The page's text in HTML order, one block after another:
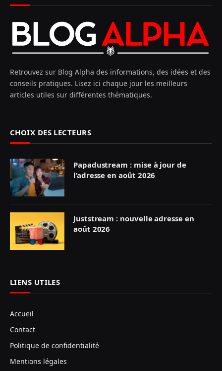
Retrouvez sur Blog Alpha des informations, des idées et des
conseils pratiques. Lisez ici chaque jour les meilleurs
articles utiles sur différentes thématiques.
CHOIX DES LECTEURS
Papadustream : mise à jour de
l’adresse en août 2026
Juststream : nouvelle adresse en
août 2026
LIENS UTILES
Accueil
Contact
Politique de confidentialité
Mentions légales